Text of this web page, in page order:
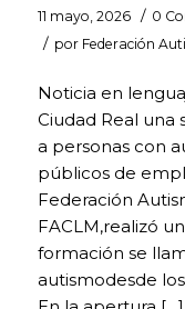
11 mayo, 2026 / 0
/ por Federación
Noticia en
Ciudad Real una
a personas con
públicos de
Federación
FACLM,realizó
formación se
autismodesde
características y
opciones generales
nuestra página
a la misma (por
ejemplo, el idioma
que se te presenta
información, las
secciones
como favoritas, tu
de navegador, etc.).
Por tanto, este tipo
cookies no tienen
finalidad publicitaria,